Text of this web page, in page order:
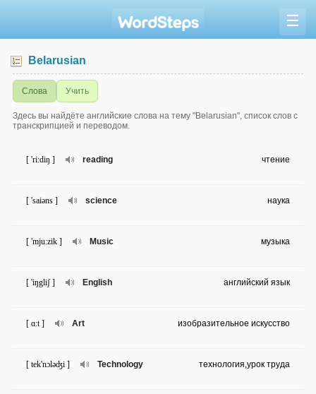
☰
Belarusian
Слова Учить
Здесь вы найдёте английские слова на тему "Belarusian", список слов с
транскрипцией и переводом.
reading
[ 'ri:diŋ ] чтение
science
[ 'saiəns ] наука
Music
[ 'mju:zik ] музыка
English
[ 'iŋgliʃ ] английский язык
Art
[ ɑ:t ] изобразительное искусство
Technology
[ tek'nɔləʤi ] технология,урок труда